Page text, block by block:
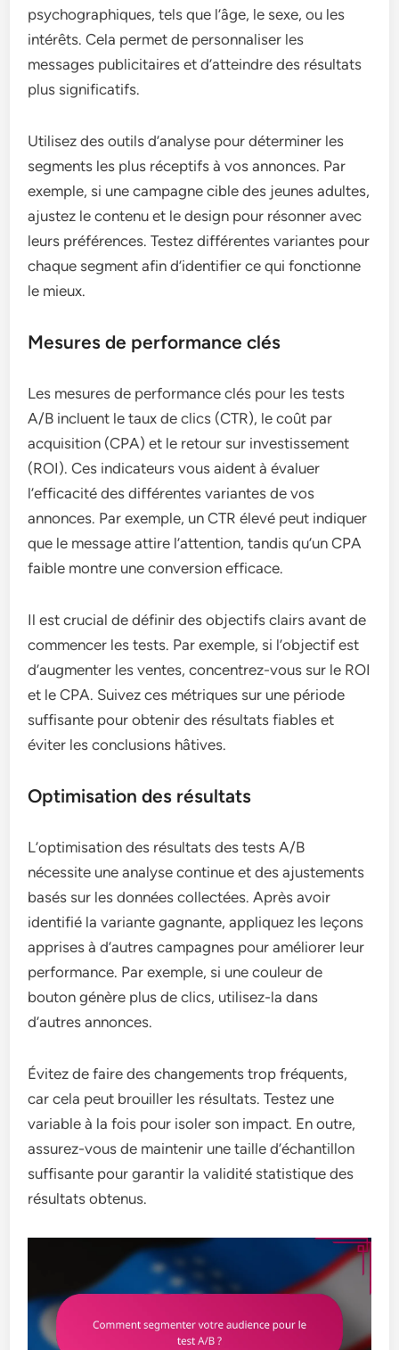
psychographiques, tels que l’âge, le sexe, ou les
intérêts. Cela permet de personnaliser les
messages publicitaires et d’atteindre des résultats
plus significatifs.
Utilisez des outils d’analyse pour déterminer les
segments les plus réceptifs à vos annonces. Par
exemple, si une campagne cible des jeunes adultes,
ajustez le contenu et le design pour résonner avec
leurs préférences. Testez différentes variantes pour
chaque segment afin d’identifier ce qui fonctionne
le mieux.
Mesures de performance clés
Les mesures de performance clés pour les tests
A/B incluent le taux de clics (CTR), le coût par
acquisition (CPA) et le retour sur investissement
(ROI). Ces indicateurs vous aident à évaluer
l’efficacité des différentes variantes de vos
annonces. Par exemple, un CTR élevé peut indiquer
que le message attire l’attention, tandis qu’un CPA
faible montre une conversion efficace.
Il est crucial de définir des objectifs clairs avant de
commencer les tests. Par exemple, si l’objectif est
d’augmenter les ventes, concentrez-vous sur le ROI
et le CPA. Suivez ces métriques sur une période
suffisante pour obtenir des résultats fiables et
éviter les conclusions hâtives.
Optimisation des résultats
L’optimisation des résultats des tests A/B
nécessite une analyse continue et des ajustements
basés sur les données collectées. Après avoir
identifié la variante gagnante, appliquez les leçons
apprises à d’autres campagnes pour améliorer leur
performance. Par exemple, si une couleur de
bouton génère plus de clics, utilisez-la dans
d’autres annonces.
Évitez de faire des changements trop fréquents,
car cela peut brouiller les résultats. Testez une
variable à la fois pour isoler son impact. En outre,
assurez-vous de maintenir une taille d’échantillon
suffisante pour garantir la validité statistique des
résultats obtenus.